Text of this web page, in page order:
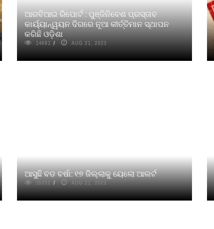
ଆରବିଆଇ ରିପୋର୍ଟ : ପୁଞ୍ଜିନିବେଶ ପ୍ରସ୍ତାବ
କାର୍ୟ୍ୟାନ୍ୱୟନ ଦିଗରେ ନୂଆ କୀର୍ତ୍ତିମାନ ସ୍ଥାପନ
କରିଛି ଓଡ଼ିଶା
14681 AUG 21, 2023
ଆସୁଛି ବଡ ବର୍ଷା: ୧୭ ଜିଲ୍ଲାକୁ ୟେଲୋ ଆଲର୍ଟ
15252 AUG 21, 2023